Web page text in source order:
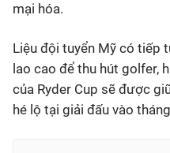
mại hóa.
Liệu đội tuyển Mỹ có tiếp
lao cao để thu hút golfer,
của Ryder Cup sẽ được
hé lộ tại giải đấu vào